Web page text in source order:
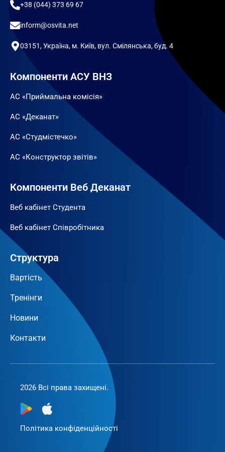
+38 (044) 373 69 67
inform@osvita.net
03151, Україна, м. Київ, вул. Смілянська, буд. 4
Компоненти АСУ ВНЗ
АС «Приймальна комісія»
АС «Деканат»
АС «Студмістечко»
АС «Конструктор звітів»
Компоненти Веб Деканат
Веб кабінет Студента
Веб кабінет Співробітника
Структура
Вартість
Тренінги
Новини
Контакти
2026 Всі права захищені.
Політика конфіденційності